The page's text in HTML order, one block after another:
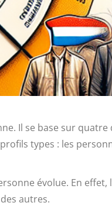
Il se base sur
types : les
évolue. En effet,
autres.